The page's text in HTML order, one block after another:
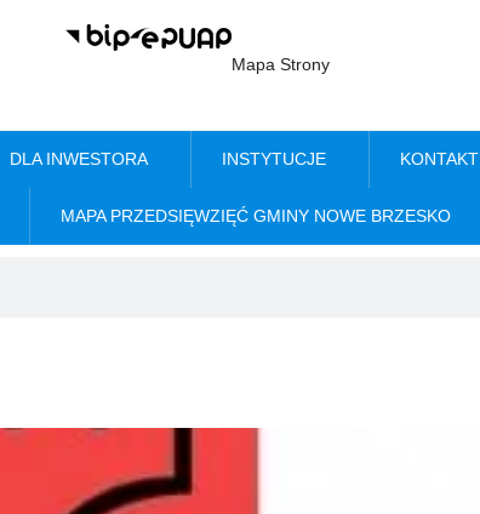
Mapa Strony
DLA INWESTORA INSTYTUCJE KONTAKT
MAPA PRZEDSIĘWZIĘĆ GMINY NOWE BRZESKO